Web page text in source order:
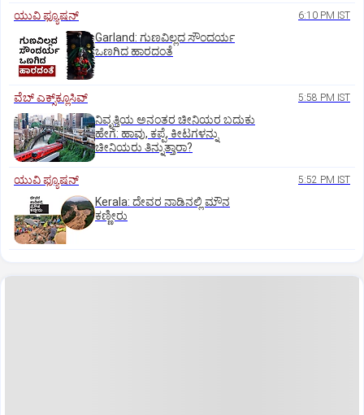
ಯುವಿ ಫ್ಯೂಷನ್ 6:10 PM IST
Garland: ಗುಣವಿಲ್ಲದ ಸೌಂದರ್ಯ
ಒಣಗಿದ ಹಾರದಂತೆ
ವೆಬ್ ಎಕ್ಸ್‌ಕ್ಲೂಸಿವ್ 5:58 PM IST
ನಿವೃತ್ತಿಯ ಅನಂತರ ಚೀನಿಯರ ಬದುಕು
ಹೇಗೆ: ಹಾವು, ಕಪ್ಪೆ, ಕೀಟಗಳನ್ನು
ಚೀನಿಯರು ತಿನ್ನುತ್ತಾರಾ?
ಯುವಿ ಫ್ಯೂಷನ್ 5:52 PM IST
Kerala: ದೇವರ ನಾಡಿನಲ್ಲಿ ಮೌನ
ಕಣ್ಣೀರು